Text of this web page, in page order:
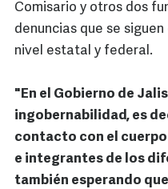
Comisario y otros dos
denuncias que se
nivel estatal y federal.
"En el Gobierno de
ingobernabilidad, es
contacto con el
e integrantes de los
también esperando